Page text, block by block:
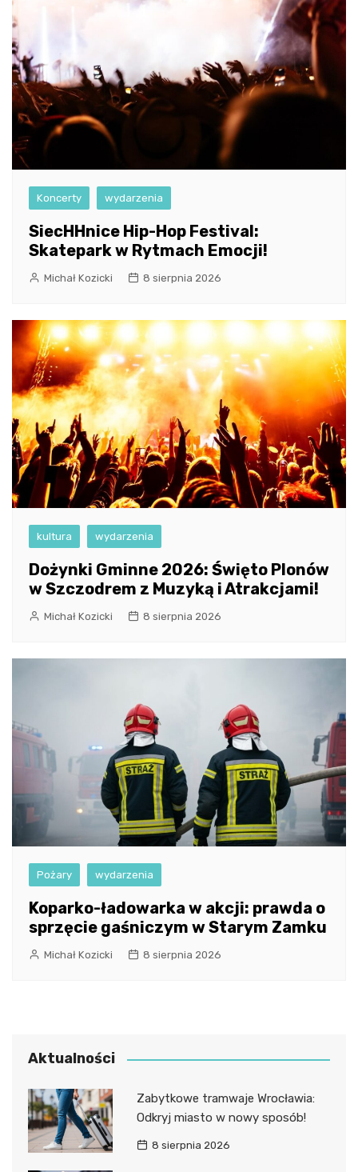
Koncerty wydarzenia
SiecHHnice Hip-Hop Festival:
Skatepark w Rytmach Emocji!
Michał Kozicki 8 sierpnia 2026
kultura wydarzenia
Dożynki Gminne 2026: Święto Plonów
w Szczodrem z Muzyką i Atrakcjami!
Michał Kozicki 8 sierpnia 2026
Pożary wydarzenia
Koparko-ładowarka w akcji: prawda o
sprzęcie gaśniczym w Starym Zamku
Michał Kozicki 8 sierpnia 2026
Aktualności
Zabytkowe tramwaje Wrocławia:
Odkryj miasto w nowy sposób!
8 sierpnia 2026